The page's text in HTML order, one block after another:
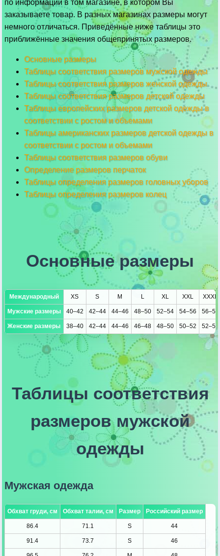
по информации в том магазине, в котором Вы
заказываете товар. В разных магазинах размеры могут
немного отличаться. Приведённые ниже таблицы это
приближённые значения общепринятых размеров.
Основные размеры
Таблицы соответствия размеров мужской одежды
Таблицы соответствия размеров женской одежды
Таблицы соответствия размеров детской одежды
Таблицы европейских размеров детской одежды в
соответствии с ростом и объемами
Таблицы американских размеров детской одежды в
соответствии с ростом и объемами
Таблицы соответствия размеров обуви
Определение размеров перчаток
Таблицы определения размеров головных уборов
Таблицы определения размеров колец
Основные размеры
Международный XS S M L XL XXL XXXL
Мужские размеры 40–42 42–44 44–46 48–50 52–54 54–56 56–58
Женские размеры 38–40 42–44 44–46 46–48 48–50 50–52 52–54
Таблицы соответствия
размеров мужской
одежды
Мужская одежда
Обхват груди, см Обхват талии, см Размер Российский размер
86.4 71.1 S 44
91.4 73.7 S 46